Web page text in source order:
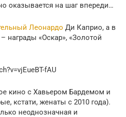
оказывается на шаг впереди…
Леонардо Ди Каприо, а в
награды «Оскар», «Золотой
fAU
кино с Хавьером Бардемом и
кстати, женаты с 2010 года).
неоднозначная и